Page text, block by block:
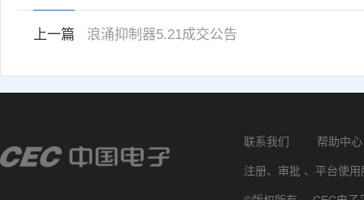
上一篇 浪涌抑制器5.21成交公告
联系我们 帮助中心
注册、审批 、平台使